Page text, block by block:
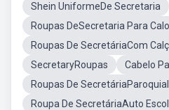
Shein UniformeDe Secretaria
Roupas DeSecretaria Para
Roupas De SecretáriaCom
SecretaryRoupas
Cabelo
Roupas De SecretáriaParoquial
Roupa De SecretáriaAuto